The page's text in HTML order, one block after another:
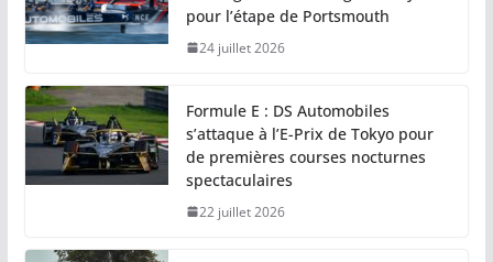
pour l’étape de Portsmouth
24 juillet 2026
Formule E : DS Automobiles
s’attaque à l’E-Prix de Tokyo pour
de premières courses nocturnes
spectaculaires
22 juillet 2026